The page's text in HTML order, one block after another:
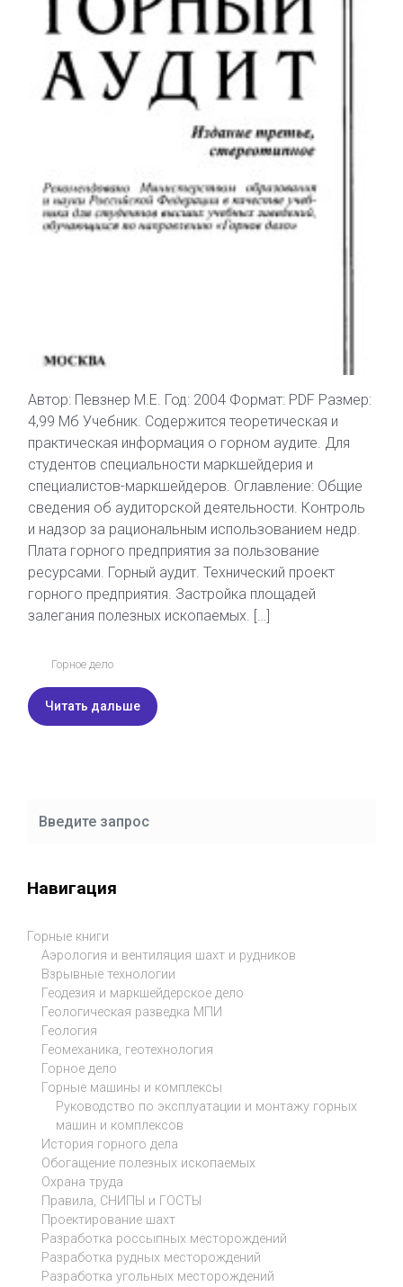
Автор: Певзнер М.Е. Год: 2004 Формат: PDF Размер:
4,99 Мб Учебник. Содержится теоретическая и
практическая информация о горном аудите. Для
студентов специальности маркшейдерия и
специалистов-маркшейдеров. Оглавление: Общие
сведения об аудиторской деятельности. Контроль
и надзор за рациональным использованием недр.
Плата горного предприятия за пользование
ресурсами. Горный аудит. Технический проект
горного предприятия. Застройка площадей
залегания полезных ископаемых. […]
Горное дело
Читать дальше
Навигация
Горные книги
Аэрология и вентиляция шахт и рудников
Взрывные технологии
Геодезия и маркшейдерское дело
Геологическая разведка МПИ
Геология
Геомеханика, геотехнология
Горное дело
Горные машины и комплексы
Руководство по эксплуатации и монтажу горных
машин и комплексов
История горного дела
Обогащение полезных ископаемых
Охрана труда
Правила, СНИПЫ и ГОСТЫ
Проектирование шахт
Разработка россыпных месторождений
Разработка рудных месторождений
Разработка угольных месторождений